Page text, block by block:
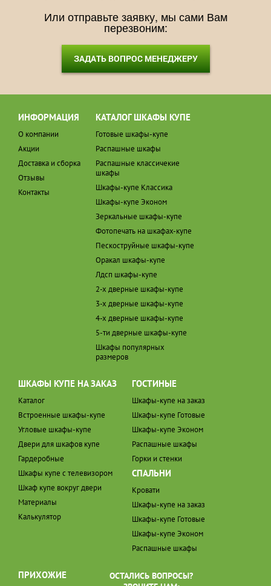
Или отправьте заявку, мы сами Вам
перезвоним:
ЗАДАТЬ ВОПРОС МЕНЕДЖЕРУ
ИНФОРМАЦИЯ
О компании
Акции
Доставка и сборка
Отзывы
Контакты
КАТАЛОГ ШКАФЫ КУПЕ
Готовые шкафы-купе
Распашные шкафы
Распашные классичекие
шкафы
Шкафы-купе Классика
Шкафы-купе Эконом
Зеркальные шкафы-купе
Фотопечать на шкафах-купе
Пескоструйные шкафы-купе
Оракал шкафы-купе
Лдсп шкафы-купе
2-х дверные шкафы-купе
3-х дверные шкафы-купе
4-х дверные шкафы-купе
5-ти дверные шкафы-купе
Шкафы популярных
размеров
ШКАФЫ КУПЕ НА ЗАКАЗ
Каталог
Встроенные шкафы-купе
Угловые шкафы-купе
Двери для шкафов купе
Гардеробные
Шкафы купе с телевизором
Шкаф купе вокруг двери
Материалы
Калькулятор
ГОСТИНЫЕ
Шкафы-купе на заказ
Шкафы-купе Готовые
Шкафы-купе Эконом
Распашные шкафы
Горки и стенки
СПАЛЬНИ
Кровати
Шкафы-купе на заказ
Шкафы-купе Готовые
Шкафы-купе Эконом
Распашные шкафы
ПРИХОЖИЕ
ОСТАЛИСЬ ВОПРОСЫ?